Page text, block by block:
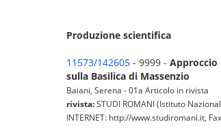
Produzione scientifica
11573/142605 - 9999 - Approccio
sulla Basilica di Massenzio
Baiani, Serena - 01a Articolo in rivista
rivista:STUDI ROMANI (Istituto
INTERNET: http://www.studiromani.it,